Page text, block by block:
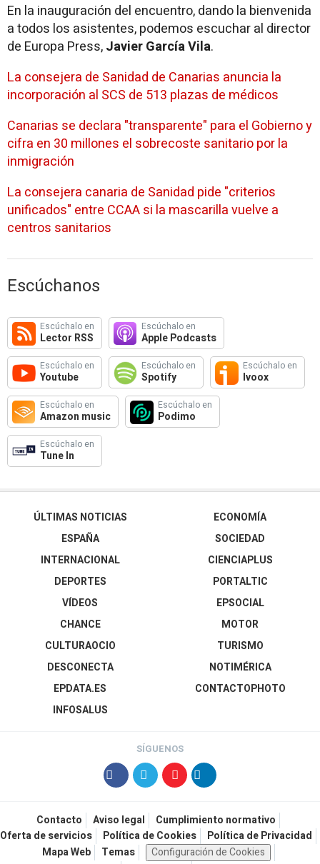
En la inauguración del encuentro, dando la bienvenida
a todos los asistentes, podemos escuchar al director
de Europa Press,Javier García Vila.
La consejera de Sanidad de Canarias anuncia la
incorporación al SCS de 513 plazas de médicos
Canarias se declara "transparente" para el Gobierno y
cifra en 30 millones el sobrecoste sanitario por la
inmigración
La consejera canaria de Sanidad pide "criterios
unificados" entre CCAA si la mascarilla vuelve a
centros sanitarios
Escúchanos
Escúchalo en
Lector RSS
Escúchalo en
Apple Podcasts
Escúchalo en
Youtube
Escúchalo en
Spotify
Escúchalo en
Ivoox
Escúchalo en
Amazon music
Escúchalo en
Podimo
Escúchalo en
Tune In
ÚLTIMAS NOTICIAS
ESPAÑA
INTERNACIONAL
DEPORTES
VÍDEOS
ECONOMÍA
SOCIEDAD
CIENCIAPLUS
PORTALTIC
EPSOCIAL
CHANCE
CULTURAOCIO
DESCONECTA
EPDATA.ES
INFOSALUS
MOTOR
TURISMO
NOTIMÉRICA
CONTACTOPHOTO
SÍGUENOS
Contacto Aviso legal
Cumplimiento normativo
Oferta de servicios
Política de Cookies
Política de Privacidad
Mapa Web
Temas
Configuración de Cookies